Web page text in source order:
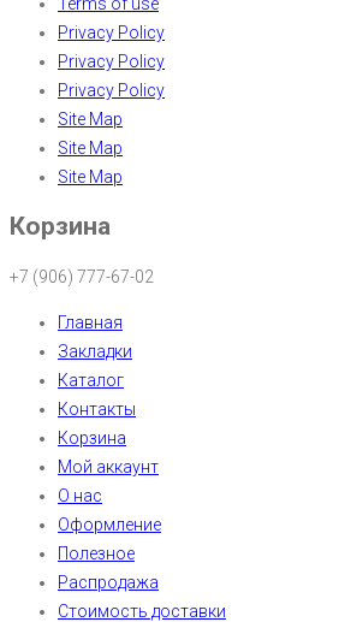
Privacy Policy
Privacy Policy
Privacy Policy
Site Map
Site Map
Site Map
Корзина
+7 (906) 777-67-02
Главная
Закладки
Каталог
Контакты
Корзина
Мой аккаунт
О нас
Оформление
Полезное
Распродажа
Стоимость доставки